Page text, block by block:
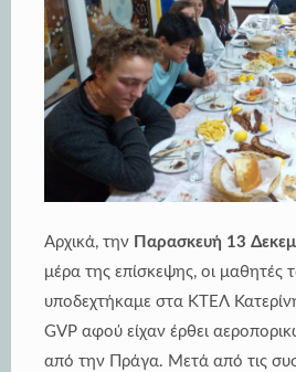
Αρχικά, την Παρασκευή 13
μέρα της επίσκεψης, οι
υποδεχτήκαμε στα ΚΤΕΛ
GVP αφού είχαν έρθει
από την Πράγα. Μετά από τις